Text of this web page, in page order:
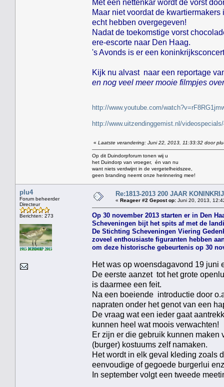
Met een nettenkar wordt de vorst
Maar niet voordat de
echt hebben overgegeven!
Nadat de toekomstige vorst
ere-escorte naar Den Haag.
's Avonds is er een
Kijk nu alvast naar een reportage
en nog veel meer mooie filmpjes
http://www.youtube.com/
http://www.uitzendinggemist.nl/
« Laatste verandering: Juni 22, 2013, 11:33:32 door
Op dit Duindorpforum tonen wij u
het Duindorp van vroeger, én van nu
want niets verdwijnt in de vergetelheidszee,
geen branding neemt onze herinnering mee!
plu4
Forum beheerder
Directeur
Berichten: 273
Re:1813-2013 200 JAAR
« Reageer #2 Gepost op: Juni 20, 2013,
Op 30 november 2013 starten er in Den
Scheveningen bijt het spits af met de
De Stichting Scheveningen Viering
zoveel enthousiaste figuranten hebben
om deze historische gebeurtenis op 30
Het was op woensdagavond 19 juni
De eerste aanzet tot het grote
is daarmee een feit.
Na een boeiende introductie door
napraten onder het genot van een
De vraag wat een ieder gaat
kunnen heel wat moois verwachten!
Er zijn er die gebruik kunnen
(burger) kostuums zelf namaken.
Het wordt in elk geval kleding zoals
eenvoudige of gegoede burgerlui
In september volgt een tweede